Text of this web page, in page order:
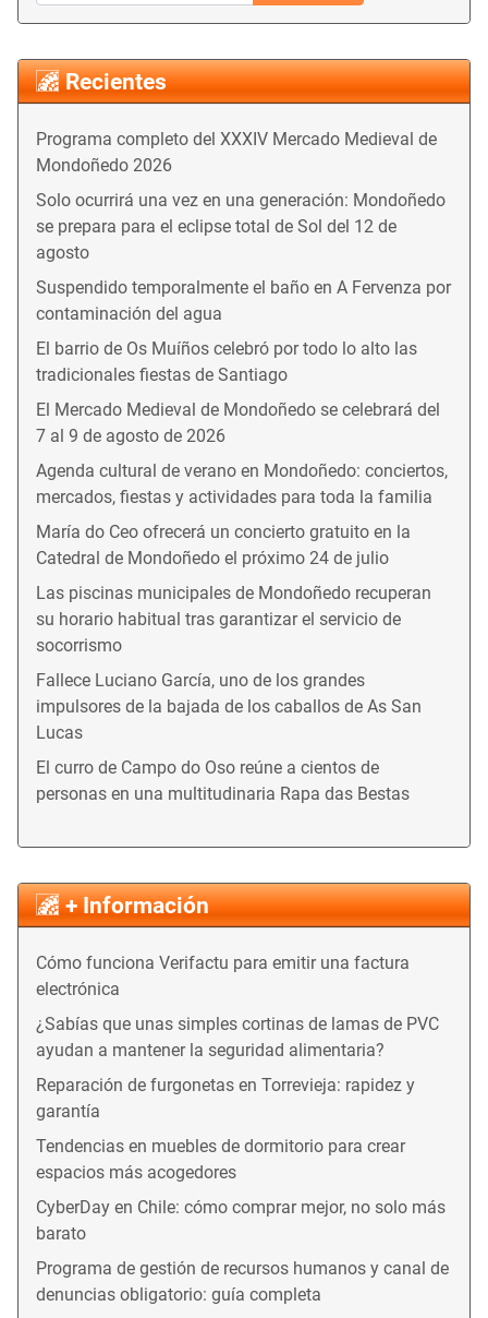
Recientes
Programa completo del XXXIV Mercado Medieval de
Mondoñedo 2026
Solo ocurrirá una vez en una generación: Mondoñedo
se prepara para el eclipse total de Sol del 12 de
agosto
Suspendido temporalmente el baño en A Fervenza por
contaminación del agua
El barrio de Os Muíños celebró por todo lo alto las
tradicionales fiestas de Santiago
El Mercado Medieval de Mondoñedo se celebrará del
7 al 9 de agosto de 2026
Agenda cultural de verano en Mondoñedo: conciertos,
mercados, fiestas y actividades para toda la familia
María do Ceo ofrecerá un concierto gratuito en la
Catedral de Mondoñedo el próximo 24 de julio
Las piscinas municipales de Mondoñedo recuperan
su horario habitual tras garantizar el servicio de
socorrismo
Fallece Luciano García, uno de los grandes
impulsores de la bajada de los caballos de As San
Lucas
El curro de Campo do Oso reúne a cientos de
personas en una multitudinaria Rapa das Bestas
+ Información
Cómo funciona Verifactu para emitir una factura
electrónica
¿Sabías que unas simples cortinas de lamas de PVC
ayudan a mantener la seguridad alimentaria?
Reparación de furgonetas en Torrevieja: rapidez y
garantía
Tendencias en muebles de dormitorio para crear
espacios más acogedores
CyberDay en Chile: cómo comprar mejor, no solo más
barato
Programa de gestión de recursos humanos y canal de
denuncias obligatorio: guía completa